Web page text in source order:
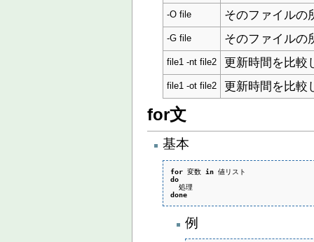
-O file そのファイルの
-G file そのファイルの
file1 -nt file2 更新時間を比較
file1 -ot file2 更新時間を比較
for文
基本
for 変数 in
do
done
例